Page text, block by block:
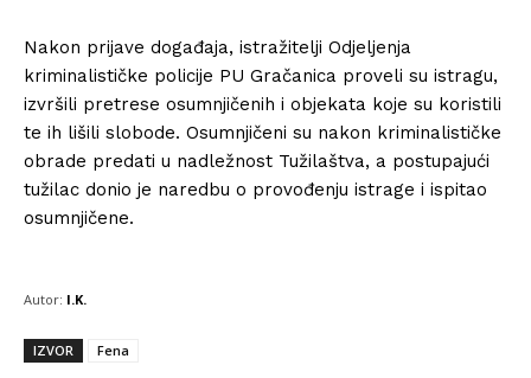
Nakon prijave događaja, istražitelji Odjeljenja
kriminalističke policije PU Gračanica proveli su istragu,
izvršili pretrese osumnjičenih i objekata koje su koristili
te ih lišili slobode. Osumnjičeni su nakon kriminalističke
obrade predati u nadležnost Tužilaštva, a postupajući
tužilac donio je naredbu o provođenju istrage i ispitao
osumnjičene.
Autor: I.K.
IZVOR Fena